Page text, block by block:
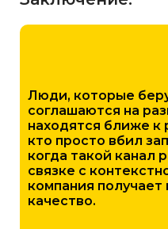
Люди, которые
соглашаются на
находятся ближе к
кто просто вбил
когда такой канал
связке с
компания получает
качество.